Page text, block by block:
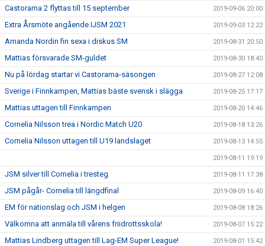
Castorama 2 flyttas till 15 september 2019-09-06 20:00
Extra Årsmöte angående IJSM 2021 2019-09-03 12:22
Amanda Nordin fin sexa i diskus SM 2019-08-31 20:50
Mattias försvarade SM-guldet 2019-08-30 18:40
Nu på lördag startar vi Castorama-säsongen 2019-08-27 12:08
Sverige i Finnkampen, Mattias bäste svensk i slägga 2019-08-25 17:17
Mattias uttagen till Finnkampen 2019-08-20 14:46
Cornelia Nilsson trea i Nordic Match U20 2019-08-18 13:26
Cornelia Nilsson uttagen till U19 landslaget 2019-08-13 14:55
2019-08-11 19:19
JSM silver till Cornelia i tresteg 2019-08-11 17:38
JSM pågår- Cornelia till längdfinal 2019-08-09 16:40
EM för nationslag och JSM i helgen 2019-08-08 18:26
Välkomna att anmäla till vårens friidrottsskola! 2019-08-07 15:22
Mattias Lindberg uttagen till Lag-EM Super League! 2019-08-01 15:42